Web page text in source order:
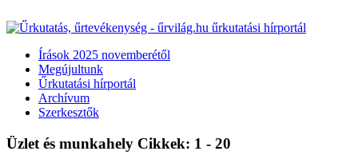
Írások 2025 novemberétől
Megújultunk
Űrkutatási hírportál
Archívum
Szerkesztők
Üzlet és munkahely Cikkek: 1 - 20